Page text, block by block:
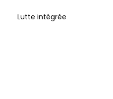
Lutte intégrée